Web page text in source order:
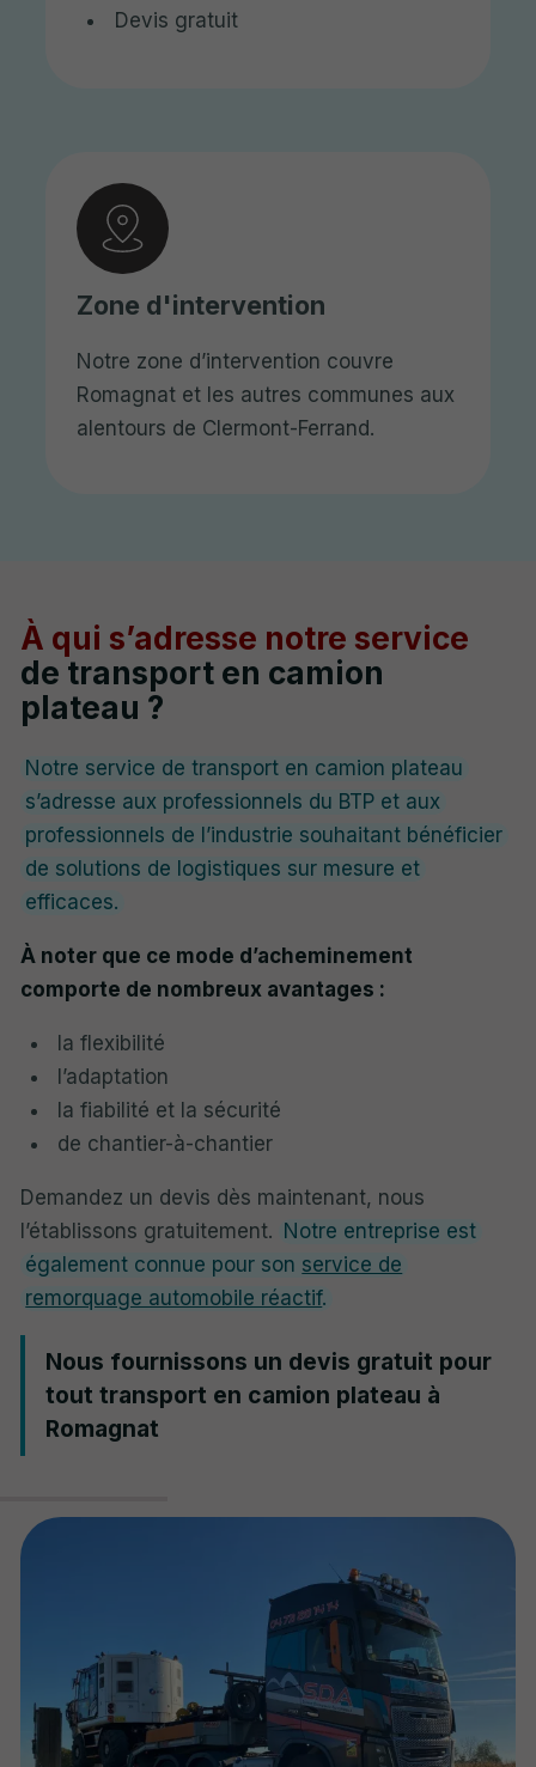
Devis gratuit
Zone d'intervention
Notre zone d’intervention couvre
Romagnat et les autres communes aux
alentours de Clermont-Ferrand.
À qui s’adresse notre service
de transport en camion
plateau ?
Notre service de transport en camion plateau
s’adresse aux professionnels du BTP et aux
professionnels de l’industrie souhaitant bénéficier
de solutions de logistiques sur mesure et
efficaces.
À noter que ce mode d’acheminement
comporte de nombreux avantages :
la flexibilité
l’adaptation
la fiabilité et la sécurité
de chantier-à-chantier
Demandez un devis dès maintenant, nous
l’établissons gratuitement. Notre entreprise est
également connue pour son service de
remorquage automobile réactif.
Nous fournissons un devis gratuit pour
tout transport en camion plateau à
Romagnat